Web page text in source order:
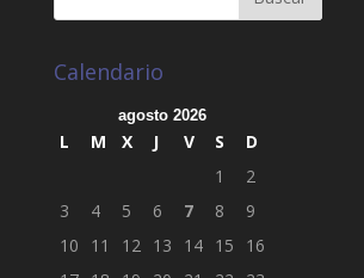
Calendario
agosto 2026
L M X J V S
D
1
2
3
4 5 6 7 8
9
10
11 12 13 14 15
16